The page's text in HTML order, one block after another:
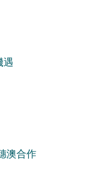
遇
澳合作